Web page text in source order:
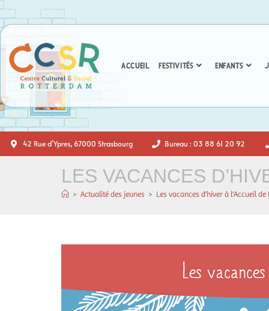
ACCUEIL FESTIVITÉS ENFANTS
42 Rue d'Ypres, 67000 Strasbourg Bureau : 03 88 61 20 92
LES VACANCES
> Actualité des jeunes > Les vacances d’hiver à l’Accueil